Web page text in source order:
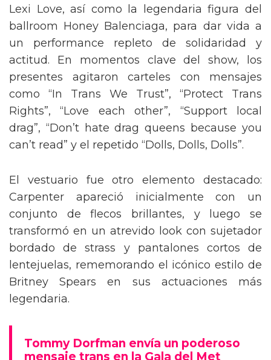
Lexi Love, así como la legendaria figura del
ballroom Honey Balenciaga, para dar vida a
un performance repleto de solidaridad y
actitud. En momentos clave del show, los
presentes agitaron carteles con mensajes
como “In Trans We Trust”, “Protect Trans
Rights”, “Love each other”, “Support local
drag”, “Don’t hate drag queens because you
can’t read” y el repetido “Dolls, Dolls, Dolls”.
El vestuario fue otro elemento destacado:
Carpenter apareció inicialmente con un
conjunto de flecos brillantes, y luego se
transformó en un atrevido look con sujetador
bordado de strass y pantalones cortos de
lentejuelas, rememorando el icónico estilo de
Britney Spears en sus actuaciones más
legendaria.
Tommy Dorfman envía un poderoso
mensaje trans en la Gala del Met